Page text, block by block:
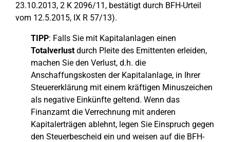
23.10.2013, 2 K 2096/11, bestätigt durch BFH-Urteil
vom 12.5.2015, IX R 57/13).
TIPP: Falls Sie mit Kapitalanlagen einen
Totalverlustdurch Pleite des Emittenten erleiden,
machen Sie den Verlust, d.h. die
Anschaffungskosten der Kapitalanlage, in Ihrer
Steuererklärung mit einem kräftigen Minuszeichen
als negative Einkünfte geltend. Wenn das
Finanzamt die Verrechnung mit anderen
Kapitalerträgen ablehnt, legen Sie Einspruch gegen
den Steuerbescheid ein und weisen auf die BFH-